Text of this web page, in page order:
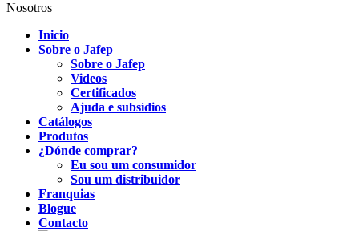
Nosotros
Inicio
Sobre o Jafep
Sobre o Jafep
Videos
Certificados
Ajuda e subsídios
Catálogos
Produtos
¿Dónde comprar?
Eu sou um consumidor
Sou um distribuidor
Franquias
Blogue
Contacto